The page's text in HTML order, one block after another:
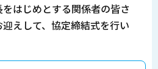
はじめとする関係者の皆さ
えして、協定締結式を行い